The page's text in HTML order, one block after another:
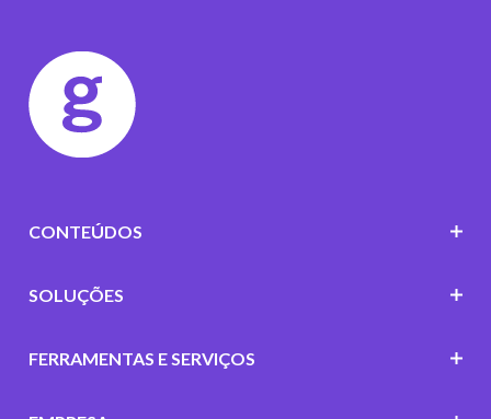
CONTEÚDOS
SOLUÇÕES
FERRAMENTAS E SERVIÇOS